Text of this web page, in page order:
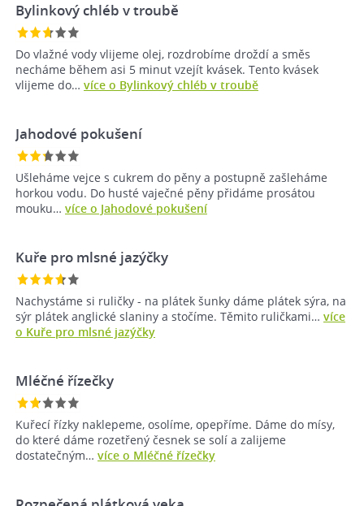
Bylinkový chléb v troubě
Do vlažné vody vlijeme olej, rozdrobíme droždí a směs
necháme během asi 5 minut vzejít kvásek. Tento kvásek
vlijeme do… více o Bylinkový chléb v troubě
Jahodové pokušení
Ušleháme vejce s cukrem do pěny a postupně zašleháme
horkou vodu. Do husté vaječné pěny přidáme prosátou
mouku… více o Jahodové pokušení
Kuře pro mlsné jazýčky
Nachystáme si ruličky - na plátek šunky dáme plátek sýra, na
sýr plátek anglické slaniny a stočíme. Těmito ruličkami… více
o Kuře pro mlsné jazýčky
Mléčné řízečky
Kuřecí řízky naklepeme, osolíme, opepříme. Dáme do mísy,
do které dáme rozetřený česnek se solí a zalijeme
dostatečným… více o Mléčné řízečky